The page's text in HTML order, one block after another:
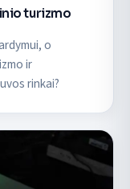
turizmo
o
ir
rinkai?